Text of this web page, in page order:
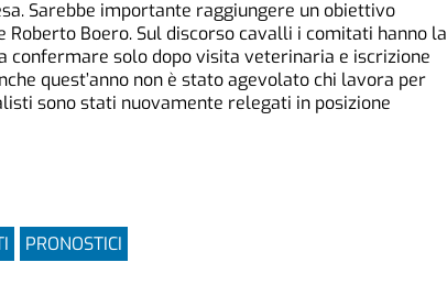
Sarebbe importante raggiungere un obiettivo
Boero. Sul discorso cavalli i comitati hanno la
confermare solo dopo visita veterinaria e iscrizione
quest’anno non è stato agevolato chi lavora per
sono stati nuovamente relegati in posizione
PRONOSTICI